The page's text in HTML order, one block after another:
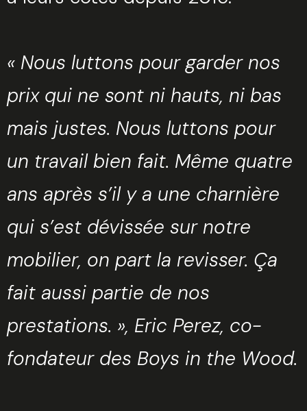
« Nous luttons pour garder nos
prix qui ne sont ni hauts, ni bas
mais justes. Nous luttons pour
un travail bien fait. Même quatre
ans après s’il y a une charnière
qui s’est dévissée sur notre
mobilier, on part la revisser. Ça
fait aussi partie de nos
prestations. », Eric Perez, co-
fondateur des Boys in the Wood.